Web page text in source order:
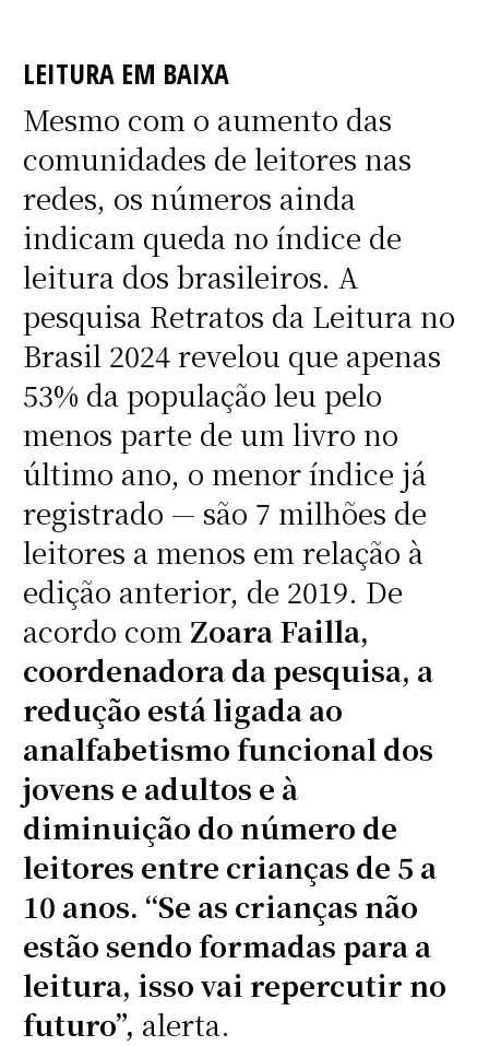
LEITURA EM BAIXA
Mesmo com o aumento das
comunidades de leitores nas
redes, os números ainda
indicam queda no índice de
leitura dos brasileiros. A
pesquisa Retratos da Leitura no
Brasil 2024 revelou que apenas
53% da população leu pelo
menos parte de um livro no
último ano, o menor índice já
registrado — são 7 milhões de
leitores a menos em relação à
edição anterior, de 2019. De
acordo com Zoara Failla,
coordenadora da pesquisa, a
redução está ligada ao
analfabetismo funcional dos
jovens e adultos e à
diminuição do número de
leitores entre crianças de 5 a
10 anos. “Se as crianças não
estão sendo formadas para a
leitura, isso vai repercutir no
futuro”, alerta.